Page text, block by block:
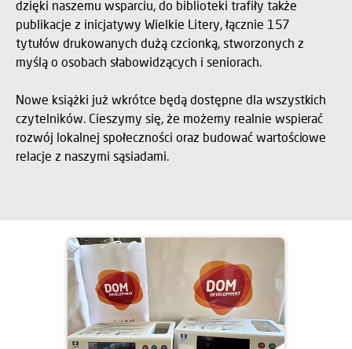
dzięki naszemu wsparciu, do biblioteki trafiły także
publikacje z inicjatywy Wielkie Litery, łącznie 157
tytułów drukowanych dużą czcionką, stworzonych z
myślą o osobach słabowidzących i seniorach.
Nowe książki już wkrótce będą dostępne dla wszystkich
czytelników. Cieszymy się, że możemy realnie wspierać
rozwój lokalnej społeczności oraz budować wartościowe
relacje z naszymi sąsiadami.